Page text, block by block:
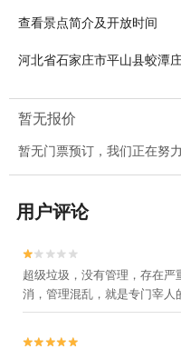
查看景点简介及开放时间
河北省石家庄市平山县蛟潭
暂无报价
暂无门票预订，我们正在努
用户评论


超级垃圾，没有管理，存在
消，管理混乱，就是专门宰人

